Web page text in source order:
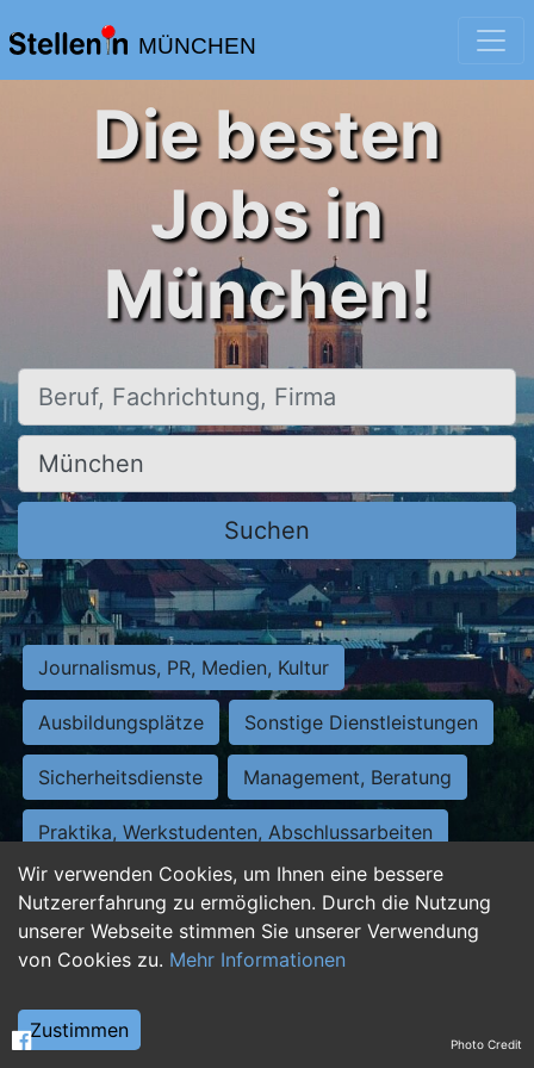
MÜNCHEN
Wir verwenden Cookies, um Ihnen eine bessere
Nutzererfahrung zu ermöglichen. Durch die Nutzung
unserer Webseite stimmen Sie unserer Verwendung
von Cookies zu. Mehr Informationen
Zustimmen
Die besten
Jobs in
München!
Beruf, Fachrichtung, Firma
Ort, Stadt
Suchen
Journalismus, PR, Medien, Kultur
Ausbildungsplätze Sonstige Dienstleistungen
Sicherheitsdienste Management, Beratung
Praktika, Werkstudenten, Abschlussarbeiten
Personalwesen Assistenz, Sekretariat
Hilfskräfte, Aushilfs- und Nebenjobs
Weiterbildung, Studium, duale Ausbildung Photo Credit